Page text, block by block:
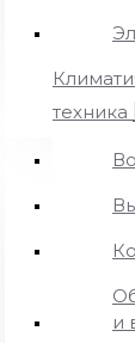
техника
и